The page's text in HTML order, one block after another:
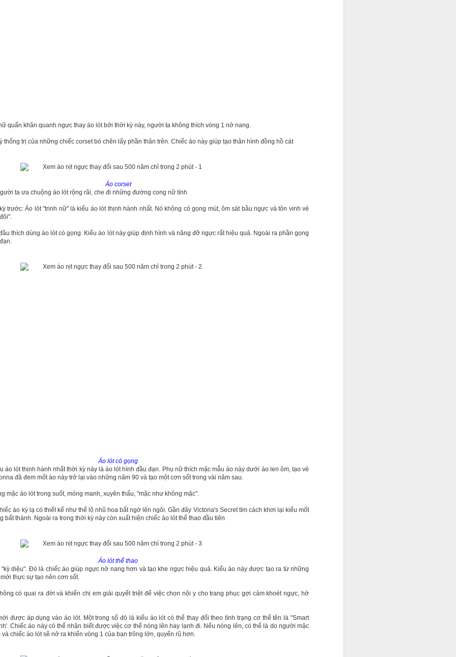
quấn khăn quanh ngực thay áo lót bởi thời kỳ này, người ta không thích vòng 1 nở nang.
thống trị của những chiếc corset bó chẽn lấy phần thân trên. Chiếc áo này giúp tạo thân hình đồng hồ cát
Áo corset
ta ưa chuộng áo lót rộng rãi, che đi những đường cong nữ tính
trước: Áo lót "trinh nữ" là kiểu áo lót thịnh hành nhất. Nó không có gọng mút, ôm sát bầu ngực và tôn vinh vẻ
thích dùng áo lót có gọng. Kiểu áo lót này giúp định hình và nâng đỡ ngực rất hiệu quả. Ngoài ra phần gọng
Áo lót có gọng
áo lót thịnh hành nhất thời kỳ này là áo lót hình đầu đạn. Phụ nữ thích mặc mẫu áo này dưới áo len ôm, tạo vẻ
đã đem mốt áo này trở lại vào những năm 90 và tạo một cơn sốt trong vài năm sau.
mặc áo lót trong suốt, mỏng manh, xuyên thấu, "mặc như không mặc".
áo kỳ lạ có thiết kế như thể lộ nhũ hoa bất ngờ lên ngôi. Gần đây Victoria's Secret tìm cách khơi lại kiểu mốt
bất thành. Ngoài ra trong thời kỳ này còn xuất hiện chiếc áo lót thể thao đầu tiên
Áo lót thể thao
diệu". Đó là chiếc áo giúp ngực nở nang hơn và tạo khe ngực hiệu quả. Kiểu áo này được tạo ra từ những
thực sự tạo nên cơn sốt.
có quai ra đời và khiến chị em giải quyết triệt để việc chọn nội y cho trang phục gợi cảm khoét ngực, hở
được áp dụng vào áo lót. Một trong số đó là kiểu áo lót có thể thay đổi theo tình trạng cơ thể tên là "Smart
Chiếc áo này có thể nhận biết được việc cơ thể nóng lên hay lạnh đi. Nếu nóng lên, có thể là do người mặc
chiếc áo lót sẽ nở ra khiến vòng 1 của bạn trông lớn, quyến rũ hơn.
1988, từng du học tại Singapore, là hot boy có tiếng trên mạng xã hội và quản lý cho một số
Jason thường đăng những bài viết về kinh nghiệm làm giàu, kinh doanh và xây dựng sự
Jason Nguyễn còn 'gây bão' mạng xã hội với bài viết "Một triệu đô có thật sự khó kiếm?".
bắt đầu từ những thứ, những cột mốc nhỏ nhất. Mình từng làm những công việc
USD và 1-2 triệu USD... Một triệu đô 10 năm trước với chính mình còn là
giờ mình đã làm được, thậm chí nhiều hơn như thế